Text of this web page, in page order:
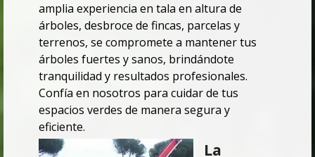
amplia experiencia en tala en altura de
árboles, desbroce de fincas, parcelas y
terrenos, se compromete a mantener tus
árboles fuertes y sanos, brindándote
tranquilidad y resultados profesionales.
Confía en nosotros para cuidar de tus
espacios verdes de manera segura y
eficiente.
La